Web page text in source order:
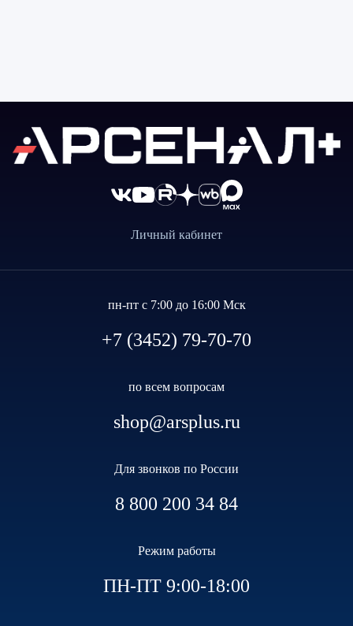
Личный кабинет
пн-пт с 7:00 до 16:00 Мск
+7 (3452) 79-70-70
по всем вопросам
shop@arsplus.ru
Для звонков по России
8 800 200 34 84
Режим работы
ПН-ПТ 9:00-18:00